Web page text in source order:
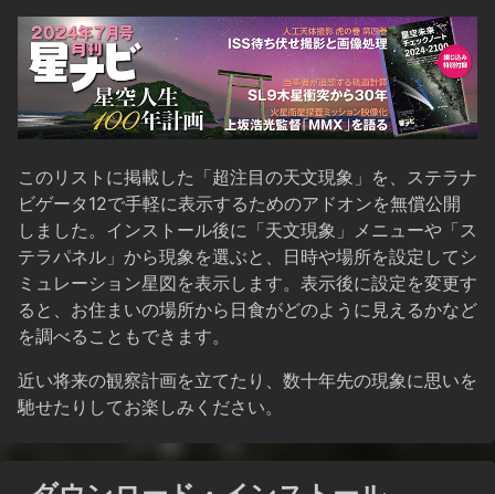
このリストに掲載した「超注目の天文現象」を、ステラナ
ビゲータ12で手軽に表示するためのアドオンを無償公開
しました。インストール後に「天文現象」メニューや「ス
テラパネル」から現象を選ぶと、日時や場所を設定してシ
ミュレーション星図を表示します。表示後に設定を変更す
ると、お住まいの場所から日食がどのように見えるかなど
を調べることもできます。
近い将来の観察計画を立てたり、数十年先の現象に思いを
馳せたりしてお楽しみください。